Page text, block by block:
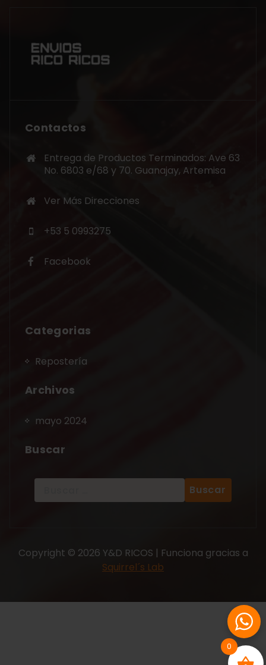
Contactos
Entrega de Productos Terminados: Ave 63
No. 6803 e/68 y 70. Guanajay, Artemisa
Ver Más Direcciones
+53 5 0993275
Facebook
Categorias
Repostería
Archivos
mayo 2024
Buscar
Copyright © 2026 Y&D RICOS | Funciona gracias a
Squirrel´s Lab
0